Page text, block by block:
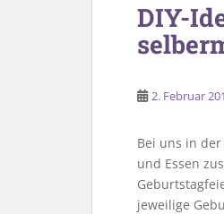
DIY-
2. Februar
Bei uns in
und Essen
jeweilige